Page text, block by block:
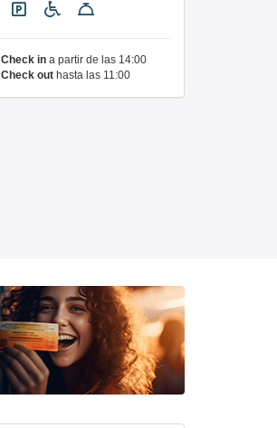
Check in a partir de las 14:00
Check out hasta las 11:00